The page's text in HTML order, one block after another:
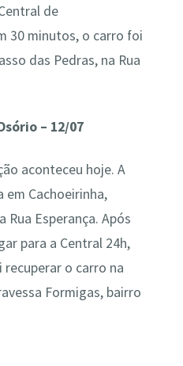
de
30 minutos, o carro foi
das Pedras, na Rua
– 12/07
aconteceu hoje. A
Cachoeirinha,
Rua Esperança. Após
para a Central 24h,
o carro na
Formigas, bairro